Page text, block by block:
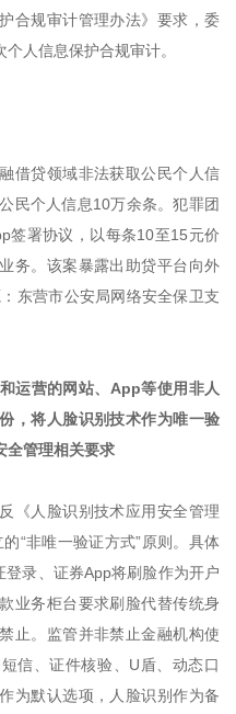
合规审计管理办法》要求，委
人信息保护合规审计。
借贷领域非法获取公民个人信
民个人信息10万余条。犯罪团
签署协议，以每条10至15元价
务。该案暴露出助贷平台向外
东营市公安局网络安全保卫支
运营的网站、App等使用非人
，将人脸识别技术作为唯一验
全管理相关要求
《人脸识别技术应用安全管理
“非唯一验证方式”原则。具体
录、证券App将刷脸作为开户
业务柜台要求刷脸代替传统身
止。监管并非禁止金融机构使
信、证件核验、U盾、动态口
为默认选项，人脸识别作为备